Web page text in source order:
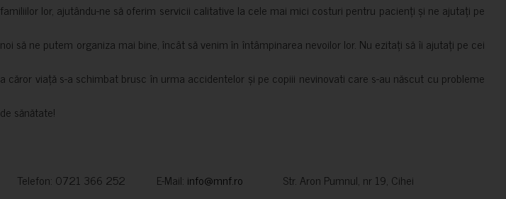
familiilor lor, ajutându-ne să oferim servicii calitative la cele mai mici costuri pentru pacienți și ne ajutați pe
noi să ne putem organiza mai bine, încât să venim în întâmpinarea nevoilor lor. Nu ezitați să îi ajutați pe cei
a căror viață s-a schimbat brusc în urma accidentelor și pe copiii nevinovati care s-au născut cu probleme
de sănătate!
Telefon: 0721 366 252 E-Mail: info@mnf.ro Str. Aron Pumnul, nr 19, Cihei